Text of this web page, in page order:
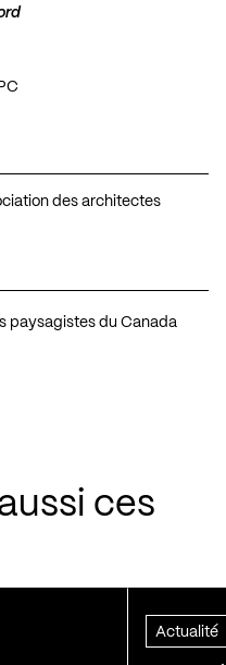
des architectes
paysagistes du Canada
ces
Actualité